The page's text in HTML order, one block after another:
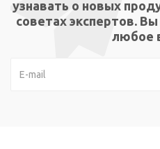
узнавать о новых
советах экспертов.
любое